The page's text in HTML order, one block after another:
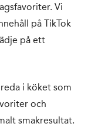
Vi
på TikTok
på ett
i köket som
och
smakresultat.